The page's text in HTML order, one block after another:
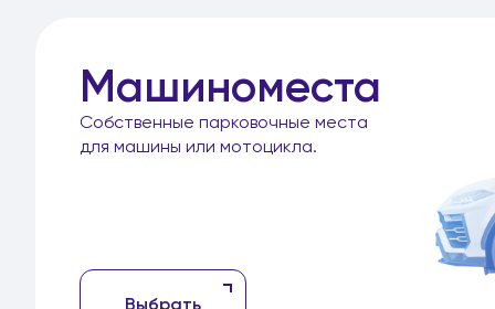
Машиноместа
Собственные парковочные места
для машины или мотоцикла.
Выбрать